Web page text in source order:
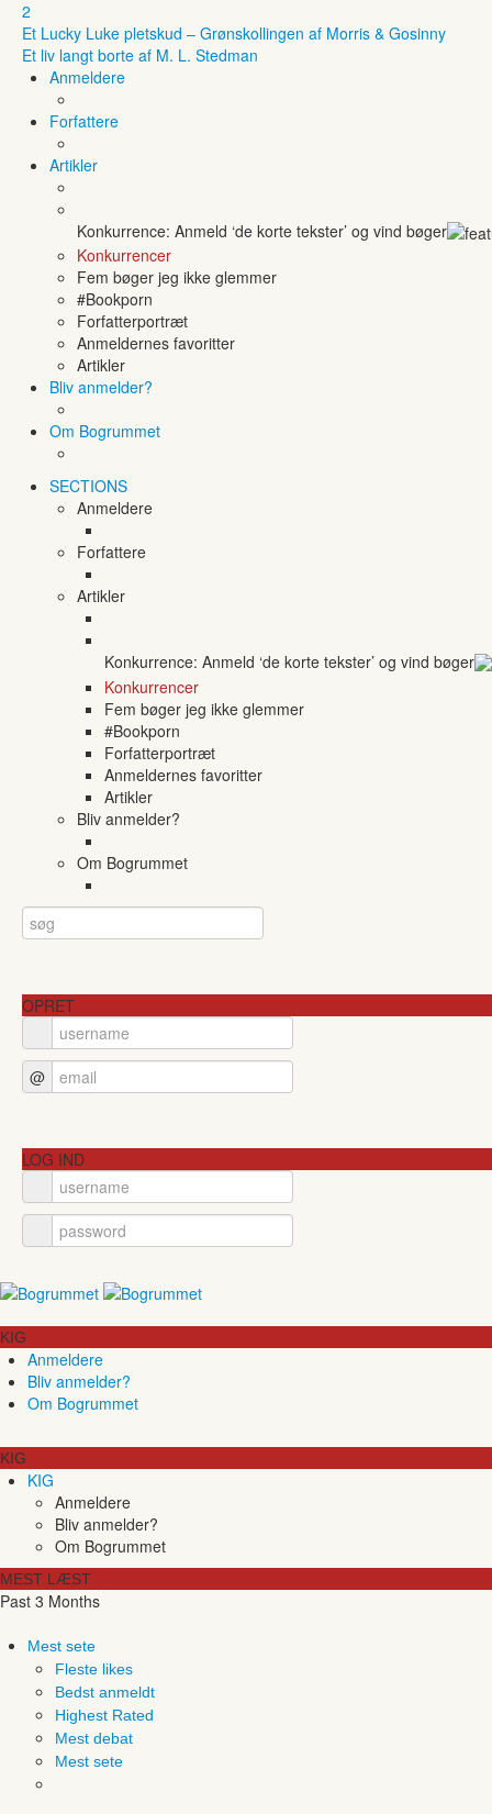
2
Et Lucky Luke pletskud – Grønskollingen af Morris & Gosinny
Et liv langt borte af M. L. Stedman
Anmeldere
Forfattere
Artikler
Konkurrence: Anmeld ‘de korte tekster’ og vind bøger
Konkurrencer
Fem bøger jeg ikke glemmer
#Bookporn
Forfatterportræt
Anmeldernes favoritter
Artikler
Bliv anmelder?
Om Bogrummet
SECTIONS
Anmeldere
Forfattere
Artikler
Konkurrence: Anmeld ‘de korte tekster’ og vind bøger
Konkurrencer
Fem bøger jeg ikke glemmer
#Bookporn
Forfatterportræt
Anmeldernes favoritter
Artikler
Bliv anmelder?
Om Bogrummet
OPRET
@
LOG IND
KIG
Anmeldere
Bliv anmelder?
Om Bogrummet
KIG
KIG
Anmeldere
Bliv anmelder?
Om Bogrummet
MEST LÆST
Past 3 Months
Mest sete
Fleste likes
Bedst anmeldt
Highest Rated
Mest debat
Mest sete